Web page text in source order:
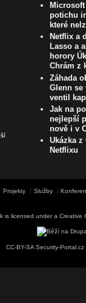
potichu
které
Netflix a
Lasso a
horory
Chrám z
Záhada
Glenn se
ventil
Jak na
nejlepší
nově i v
Ukázka z
Netflixu
Projekty Služby
is licensed under a Creative
CC-BY-SA Security-